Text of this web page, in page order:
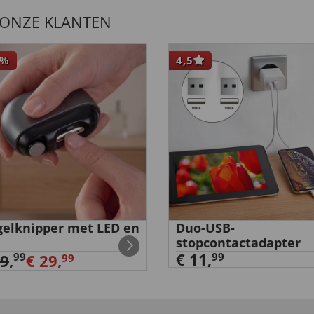
Apple.”
”
KLANTEN
%
met LED en
,99€ 29,99
4,5
Duo-USB-
stopcontactadapter
€ 11,99